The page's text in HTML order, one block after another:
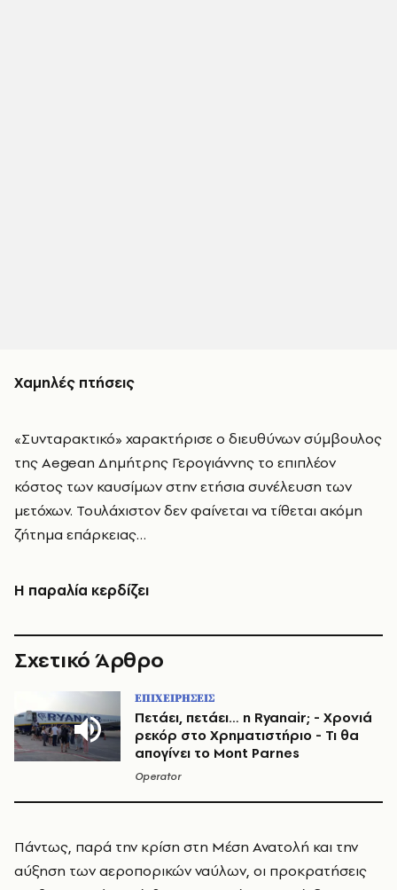
Χαμηλές πτήσεις
«Συνταρακτικό» χαρακτήρισε ο διευθύνων σύμβουλος
της Aegean Δημήτρης Γερογιάννης το επιπλέον
κόστος των καυσίμων στην ετήσια συνέλευση των
μετόχων. Τουλάχιστον δεν φαίνεται να τίθεται ακόμη
ζήτημα επάρκειας…
Η παραλία κερδίζει
Σχετικό Άρθρο
ΕΠΙΧΕΙΡΗΣΕΙΣ
Πετάει, πετάει… η Ryanair; - Χρονιά
ρεκόρ στο Χρηματιστήριο - Τι θα
απογίνει το Mont Parnes
Operator
Πάντως, παρά την κρίση στη Μέση Ανατολή και την
αύξηση των αεροπορικών ναύλων, οι προκρατήσεις